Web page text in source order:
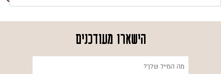
קטלוג המוצרים
שאלות ותשובות
עדכן סיסמה
הישארו מעודכנים